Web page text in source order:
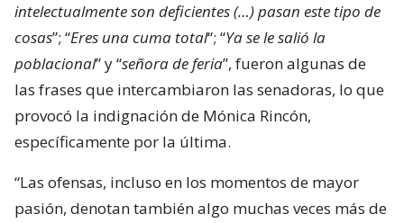
intelectualmente son deficientes (…) pasan este tipo de
cosas”; “Eres una cuma total“; “Ya se le salió la
poblacional” y “señora de feria”, fueron algunas de
las frases que intercambiaron las senadoras, lo que
provocó la indignación de Mónica Rincón,
específicamente por la última.
“Las ofensas, incluso en los momentos de mayor
pasión, denotan también algo muchas veces más de